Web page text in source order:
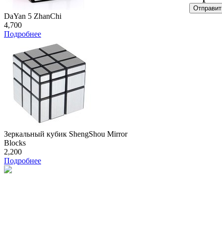
DaYan 5 ZhanChi
4,700
Подробнее
Зеркальный кубик ShengShou Mirror
Blocks
2,200
Подробнее